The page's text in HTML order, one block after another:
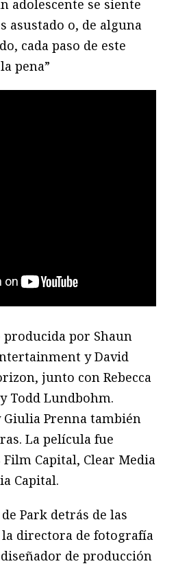
adolescente se siente
asustado o, de alguna
cada paso de este
pena”
producida por Shaun
y David
junto con Rebecca
Todd Lundbohm.
Prenna también
La película fue
Film Capital, Clear Media
Capital.
Park detrás de las
directora de fotografía
de producción